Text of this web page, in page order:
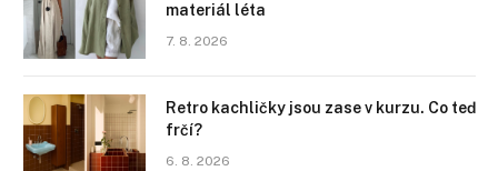
materiál léta
7. 8. 2026
Retro kachličky jsou zase v kurzu. Co teď
frčí?
6. 8. 2026